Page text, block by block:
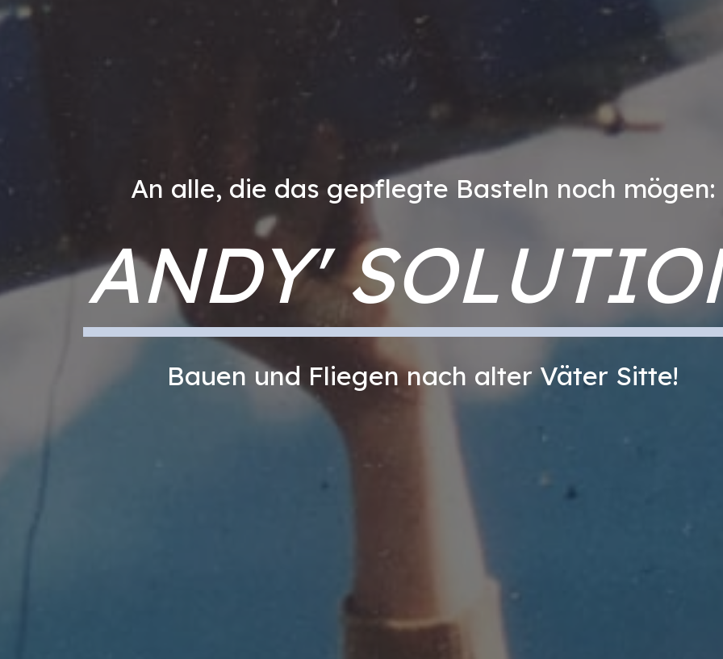
An alle, die das gepflegte Basteln noch mögen:
ANDY'
Bauen und Fliegen nach alter Väter Sitte!